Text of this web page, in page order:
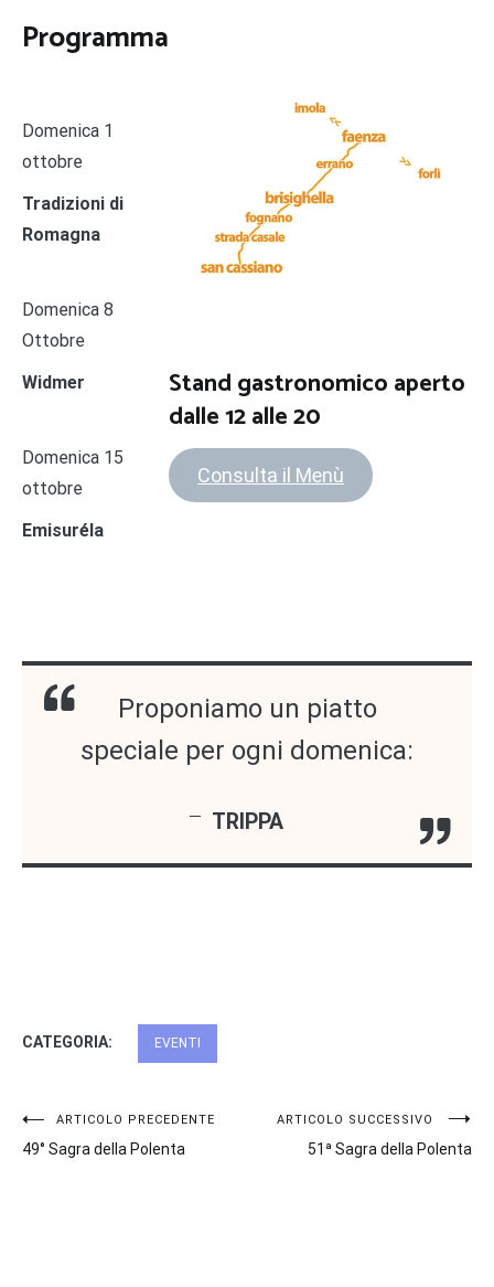
Programma
Domenica 1
ottobre
Tradizioni di
Romagna
Domenica 8
Ottobre
Widmer
Domenica 15
ottobre
Emisuréla
Stand gastronomico aperto
dalle 12 alle 20
Consulta il Menù
Proponiamo un piatto
speciale per ogni domenica:
TRIPPA
CATEGORIA: EVENTI
Navigazione
articoli
ARTICOLO PRECEDENTE
49° Sagra della Polenta
ARTICOLO SUCCESSIVO
51ª Sagra della Polenta